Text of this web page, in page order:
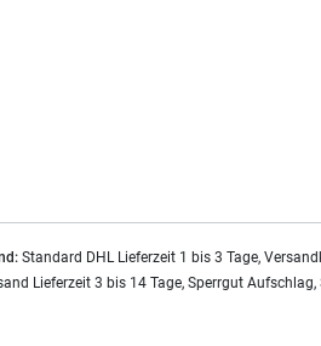
Standard DHL Lieferzeit 1 bis 3 Tage,
Lieferzeit 3 bis 14 Tage, Sperrgut